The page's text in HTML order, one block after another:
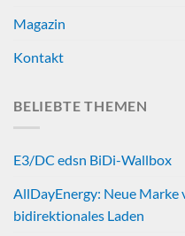
Magazin
Kontakt
BELIEBTE THEMEN
E3/DC edsn BiDi-Wallbox
AllDayEnergy: Neue
bidirektionales Laden